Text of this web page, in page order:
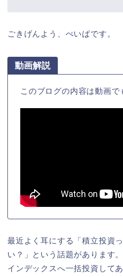
ごきげんよう、ぺいぱです。
動画解説
このブログの内容は動画で
最近よく耳にする「積立投資
い？」という話題があります
インデックスへ一括投資して